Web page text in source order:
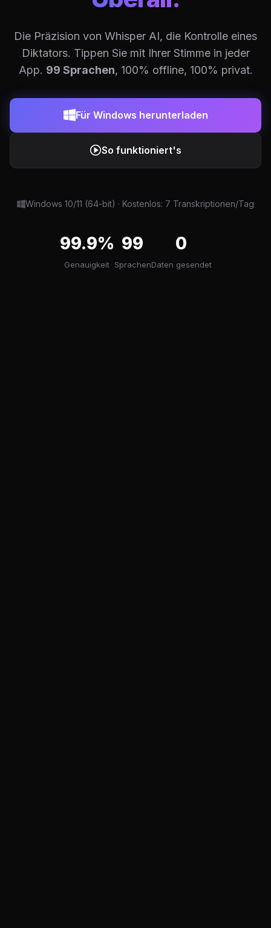
Die Präzision von Whisper AI, die Kontrolle eines
Diktators. Tippen Sie mit Ihrer Stimme in jeder
App. 99 Sprachen, 100% offline, 100% privat.
Für Windows herunterladen
So funktioniert's
Windows 10/11 (64-bit) · Kostenlos: 7 Transkriptionen/Tag
99.9%
Genauigkeit
99
Sprachen
0
Daten gesendet